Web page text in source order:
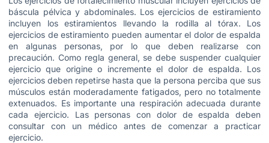
báscula pélvica y abdominales. Los ejercicios de estiramiento
incluyen los estiramientos llevando la rodilla al tórax. Los
ejercicios de estiramiento pueden aumentar el dolor de espalda
en algunas personas, por lo que deben realizarse con
precaución. Como regla general, se debe suspender cualquier
ejercicio que origine o incremente el dolor de espalda. Los
ejercicios deben repetirse hasta que la persona perciba que sus
músculos están moderadamente fatigados, pero no totalmente
extenuados. Es importante una respiración adecuada durante
cada ejercicio. Las personas con dolor de espalda deben
consultar con un médico antes de comenzar a practicar
ejercicio.